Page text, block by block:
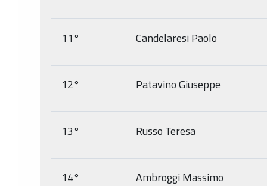
11° Candelaresi Paolo
12° Patavino Giuseppe
13° Russo Teresa
14° Ambroggi Massimo